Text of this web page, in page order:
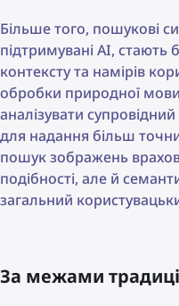
Більше того, пошукові
підтримувані AI,
контексту та намірів
обробки природної
аналізувати
для надання більш
пошук зображень
подібності, але й
загальний
За межами